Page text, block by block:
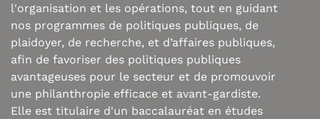
l'organisation et les opérations, tout en guidant
nos programmes de politiques publiques, de
plaidoyer, de recherche, et d’affaires publiques,
afin de favoriser des politiques publiques
avantageuses pour le secteur et de promouvoir
une philanthropie efficace et avant-gardiste.
Elle est titulaire d'un baccalauréat en études